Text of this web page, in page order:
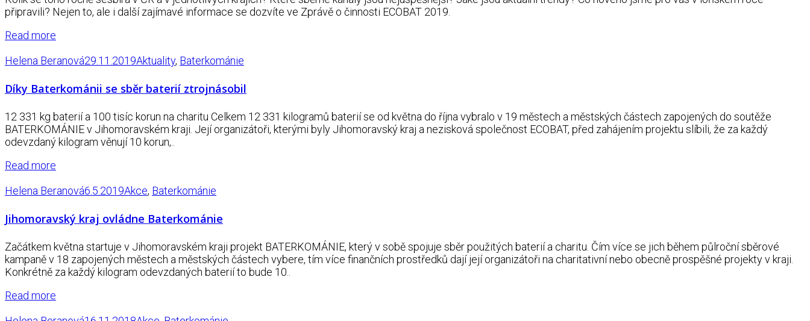
připravili? Nejen to, ale i další zajímavé informace se dozvíte ve Zprávě o činnosti ECOBAT 2019.
Read more
Helena Beranová29.11.2019Aktuality, Baterkománie
Díky Baterkománii se sběr baterií ztrojnásobil
12 331 kg baterií a 100 tisíc korun na charitu Celkem 12 331 kilogramů baterií se od května do října vybralo v 19 městech a městských částech zapojených do soutěže
BATERKOMÁNIE v Jihomoravském kraji. Její organizátoři, kterými byly Jihomoravský kraj a nezisková společnost ECOBAT, před zahájením projektu slíbili, že za každý
odevzdaný kilogram věnují 10 korun,..
Read more
Helena Beranová6.5.2019Akce, Baterkománie
Jihomoravský kraj ovládne Baterkománie
Začátkem května startuje v Jihomoravském kraji projekt BATERKOMÁNIE, který v sobě spojuje sběr použitých baterií a charitu. Čím více se jich během půlroční sběrové
kampaně v 18 zapojených městech a městských částech vybere, tím více finančních prostředků dají její organizátoři na charitativní nebo obecně prospěšné projekty v kraji.
Konkrétně za každý kilogram odevzdaných baterií to bude 10..
Read more